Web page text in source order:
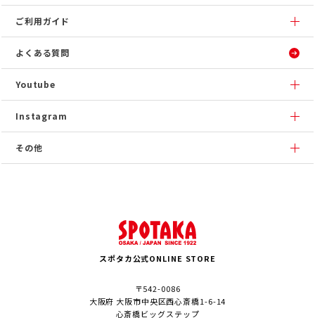
ご利用ガイド
よくある質問
Youtube
Instagram
その他
スポタカ公式ONLINE STORE
〒542-0086
大阪府 大阪市中央区西心斎橋1-6-14
心斎橋ビッグステップ